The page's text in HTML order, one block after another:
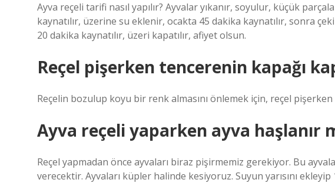
Ayva reçeli tarifi nasıl yapılır? Ayvalar yıkanır, soyulur, küçük
kaynatılır, üzerine su eklenir, ocakta 45 dakika kaynatılır, sonra
20 dakika kaynatılır, üzeri kapatılır, afiyet olsun.
Reçel pişerken tencerenin kapağı
Reçelin bozulup koyu bir renk almasını önlemek için, reçel
Ayva reçeli yaparken ayva haşlanır
Reçel yapmadan önce ayvaları biraz pişirmemiz gerekiyor. Bu
verecektir. Ayvaları küpler halinde kesiyoruz. Suyun yarısını